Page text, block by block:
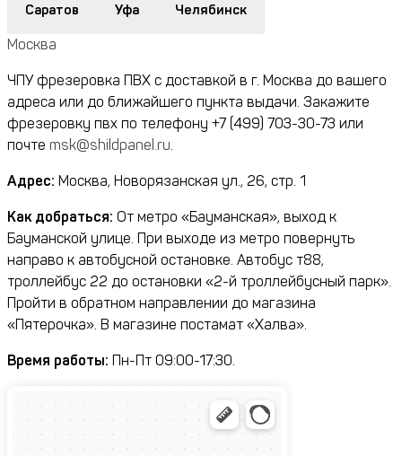
Саратов Уфа Челябинск
Москва
ЧПУ фрезеровка ПВХ с доставкой в г. Москва до вашего
адреса или до ближайшего пункта выдачи. Закажите
фрезеровку пвх по телефону +7 (499) 703-30-73 или
почте msk@shildpanel.ru
Адрес: Москва, Новорязанская ул., 26, стр. 1
Как добраться: От метро «Бауманская», выход к
Бауманской улице. При выходе из метро повернуть
направо к автобусной остановке. Автобус т88,
троллейбус 22 до остановки «2-й троллейбусный парк».
Пройти в обратном направлении до магазина
«Пятерочка». В магазине постамат «Халва».
Время работы: Пн-Пт 09:00-17:30.